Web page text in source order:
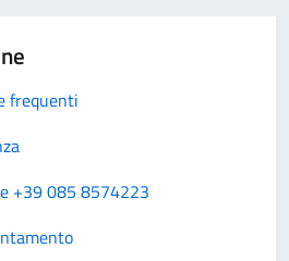
frequenti
+39 085 8574223